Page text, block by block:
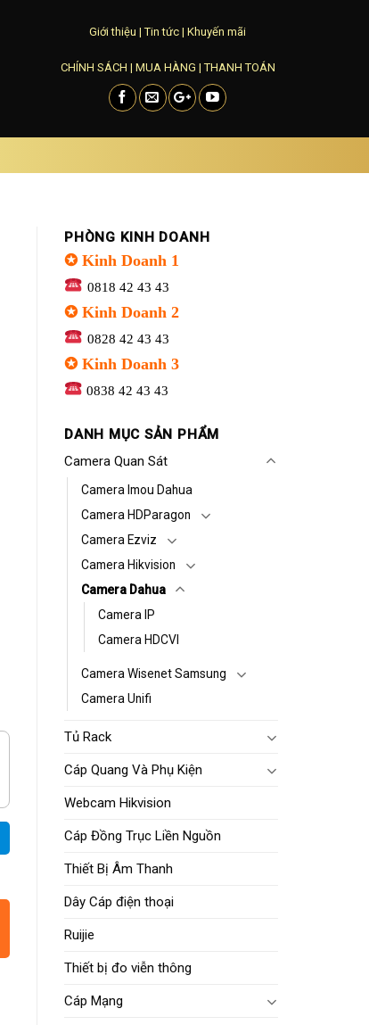
Giới thiệu |Tin tức | Khuyến mãi
CHÍNH SÁCH | MUA HÀNG |THANH TOÁN
PHÒNG KINH DOANH
✪ Kinh Doanh 1
0818 42 43 43
✪ Kinh Doanh 2
0828 42 43 43
✪ Kinh Doanh 3
0838 42 43 43
DANH MỤC SẢN PHẨM
Camera Quan Sát
Camera Imou Dahua
Camera HDParagon
Camera Ezviz
Camera Hikvision
Camera Dahua
Camera IP
Camera HDCVI
Camera Wisenet Samsung
Camera Unifi
Tủ Rack
Cáp Quang Và Phụ Kiện
Webcam Hikvision
Cáp Đồng Trục Liền Nguồn
Thiết Bị Âm Thanh
Dây Cáp điện thoại
Ruijie
Thiết bị đo viễn thông
Cáp Mạng